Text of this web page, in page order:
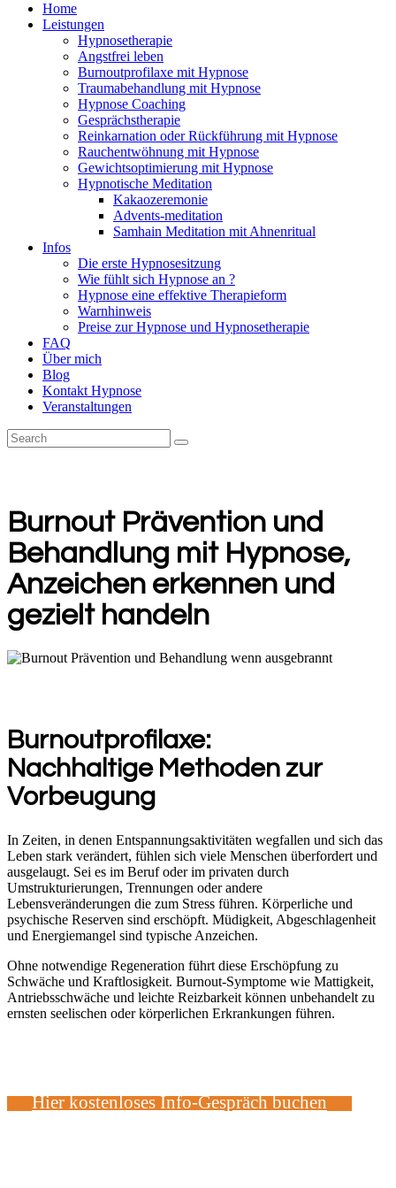
Home
Leistungen
Hypnosetherapie
Angstfrei leben
Burnoutprofilaxe mit Hypnose
Traumabehandlung mit Hypnose
Hypnose Coaching
Gesprächstherapie
Reinkarnation oder Rückführung mit Hypnose
Rauchentwöhnung mit Hypnose
Gewichtsoptimierung mit Hypnose
Hypnotische Meditation
Kakaozeremonie
Advents-meditation
Samhain Meditation mit Ahnenritual
Infos
Die erste Hypnosesitzung
Wie fühlt sich Hypnose an ?
Hypnose eine effektive Therapieform
Warnhinweis
Preise zur Hypnose und Hypnosetherapie
FAQ
Über mich
Blog
Kontakt Hypnose
Veranstaltungen
Burnout Prävention und
Behandlung mit Hypnose,
Anzeichen erkennen und
gezielt handeln
Burnoutprofilaxe:
Nachhaltige Methoden zur
Vorbeugung
In Zeiten, in denen Entspannungsaktivitäten wegfallen und sich das
Leben stark verändert, fühlen sich viele Menschen überfordert und
ausgelaugt. Sei es im Beruf oder im privaten durch
Umstrukturierungen, Trennungen oder andere
Lebensveränderungen die zum Stress führen. Körperliche und
psychische Reserven sind erschöpft. Müdigkeit, Abgeschlagenheit
und Energiemangel sind typische Anzeichen.
Ohne notwendige Regeneration führt diese Erschöpfung zu
Schwäche und Kraftlosigkeit. Burnout-Symptome wie Mattigkeit,
Antriebsschwäche und leichte Reizbarkeit können unbehandelt zu
ernsten seelischen oder körperlichen Erkrankungen führen.
Hier kostenloses Info-Gespräch buchen